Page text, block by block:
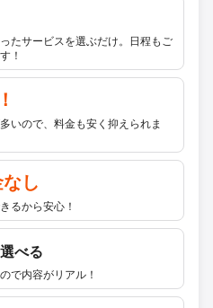
たサービスを選ぶだけ。日程もご
！
いので、料金も安く抑えられま
し
るから安心！
べる
で内容がリアル！